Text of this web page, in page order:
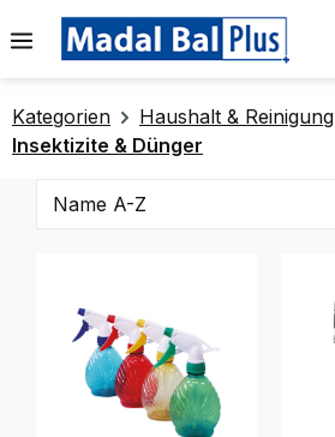
springen
Kategorien
Haushalt & Reinigung
Insektizite & Dünger